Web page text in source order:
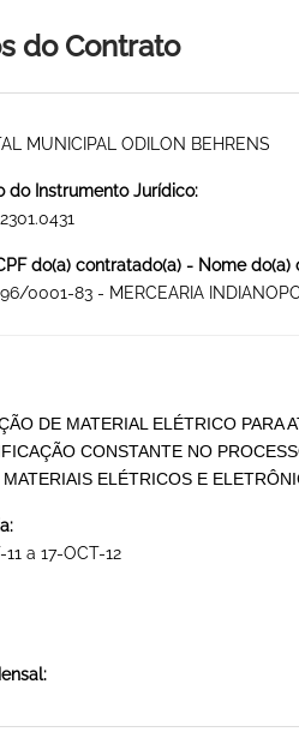
do Contrato
MUNICIPAL ODILON BEHRENS
do Instrumento Jurídico:
do(a) contratado(a) - Nome do(a)
0001-83 - MERCEARIA
DE MATERIAL ELÉTRICO PARA
CONSTANTE NO
MATERIAIS ELÉTRICOS E
a 17-OCT-12